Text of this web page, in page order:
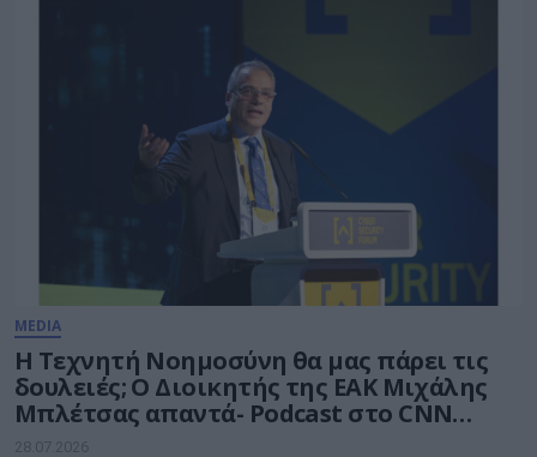
MEDIA
Η Τεχνητή Νοημοσύνη θα μας πάρει τις
δουλειές; Ο Διοικητής της ΕΑΚ Μιχάλης
Μπλέτσας απαντά- Podcast στο CNN
Greece
28.07.2026